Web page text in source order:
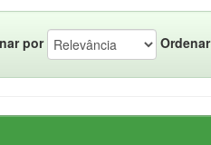
por Ordenar